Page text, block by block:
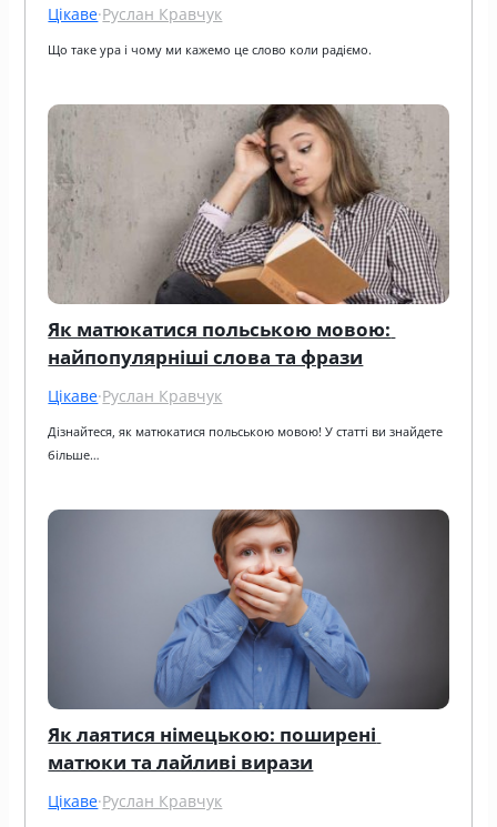
Цікаве·Руслан Кравчук
Що таке ура і чому ми кажемо це слово коли радіємо.
Як матюкатися польською мовою:
найпопулярніші слова та фрази
Цікаве·Руслан Кравчук
Дізнайтеся, як матюкатися польською мовою! У статті ви знайдете
більше…
Як лаятися німецькою: поширені
матюки та лайливі вирази
Цікаве·Руслан Кравчук